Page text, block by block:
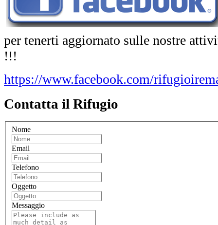
per tenerti aggiornato sulle nostre
!!!
https://www.facebook.com/
Contatta il Rifugio
Nome
Email
Telefono
Oggetto
Messaggio